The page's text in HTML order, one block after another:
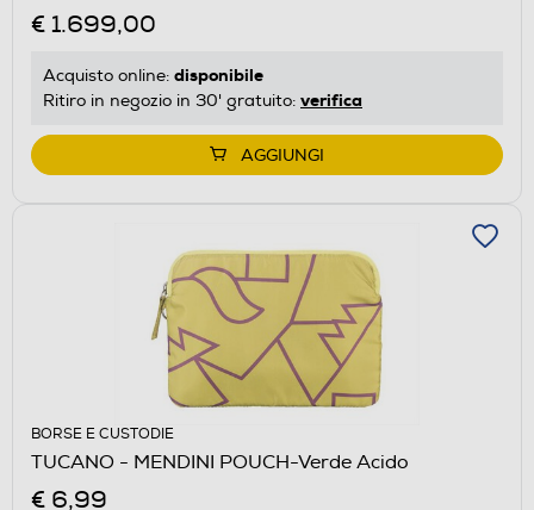
€ 1.699,00
Acquisto online: disponibile
Ritiro in negozio in 30' gratuito: verifica
AGGIUNGI
BORSE E CUSTODIE
TUCANO - MENDINI POUCH-Verde Acido
€ 6,99